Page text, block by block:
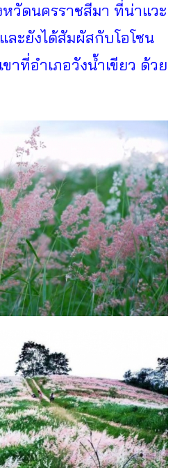
วัดนครราชสีมา ที่น่าแวะ
ละยังได้สัมผัสกับโอโซน
าที่อำเภอวังน้ำเขียว ด้วย